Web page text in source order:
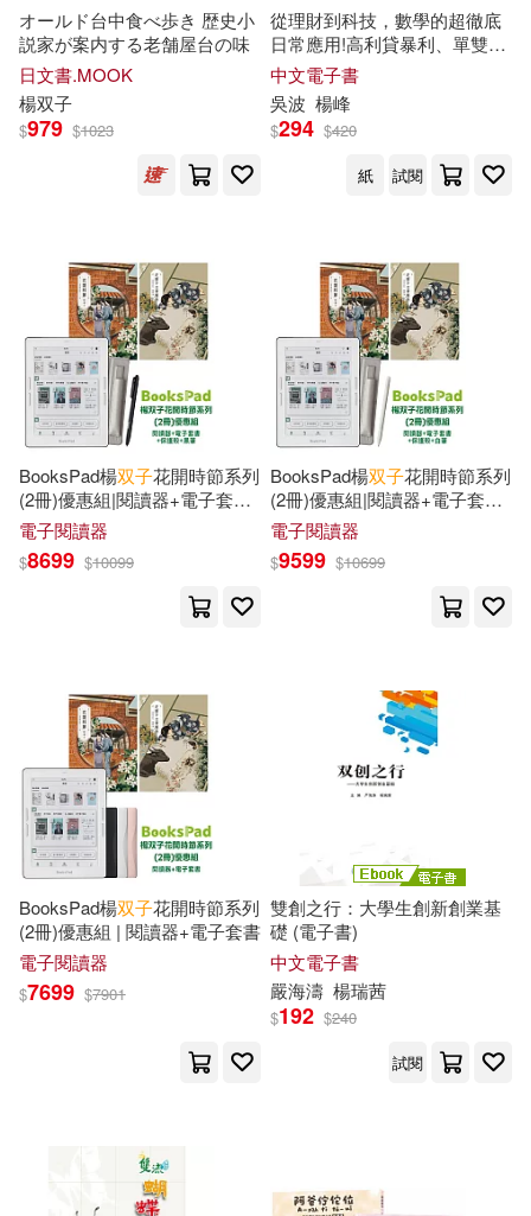
オールド台中食べ歩き 歴史小
説家が案内する老舗屋台の味
日文書.MOOK
楊双子
$979 $1023
從理財到科技，數學的超徹底
日常應用!高利貸暴利、單雙眼
皮遺傳、打彈珠遊戲、雞兔同
籠問題……從日常理財到推理
邏輯，帶你看數學在生活中搞
出多少噱頭! (電子書)
中文電子書
吳波 楊峰
$294 $420
紙
試閱
BooksPad楊双子花開時節系列
(2冊)優惠組|閱讀器+電子套書
+保護殼+黑筆
電子閱讀器
$8699 $10099
BooksPad楊双子花開時節系列
(2冊)優惠組|閱讀器+電子套書
+保護殼+白筆
電子閱讀器
$9599 $10699
BooksPad楊双子花開時節系列
(2冊)優惠組 | 閱讀器+電子套書
電子閱讀器
$7699 $7901
雙創之行：大學生創新創業基
礎 (電子書)
中文電子書
嚴海濤 楊瑞茜
$192 $240
試閱